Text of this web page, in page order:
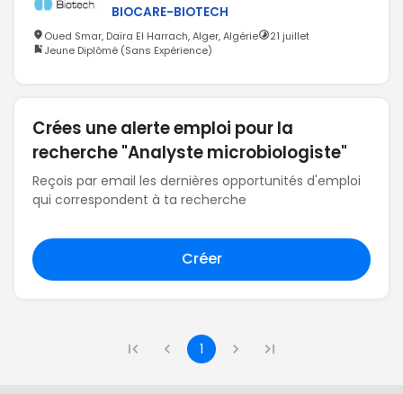
BIOCARE-BIOTECH
Oued Smar, Daïra El Harrach, Alger, Algérie
21 juillet
Jeune Diplômé (Sans Expérience)
Crées une alerte emploi pour la
recherche "Analyste microbiologiste"
Reçois par email les dernières opportunités d'emploi
qui correspondent à ta recherche
Créer
1